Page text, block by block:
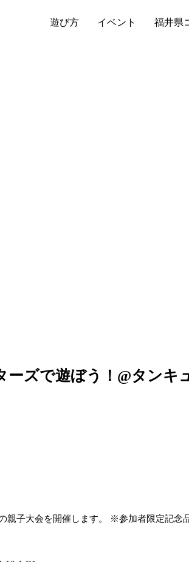
遊び方 イベント 福井県
ーズで遊ぼう！@タンキ
親子大会を開催します。 ※参加者限定記念